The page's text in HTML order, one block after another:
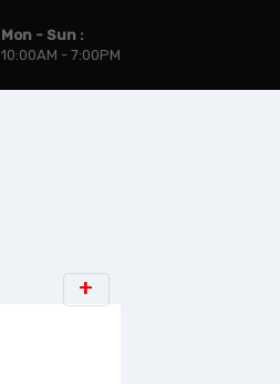
Mon - Sun :
10:00AM - 7:00PM